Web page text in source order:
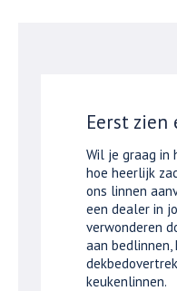
Eerst zien
Wil je graag in
hoe heerlijk
ons linnen
een dealer in
verwonderen
aan bedlinnen,
keukenlinnen.